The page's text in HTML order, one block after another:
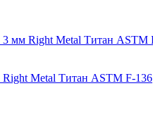
Metal Титан ASTM F-136